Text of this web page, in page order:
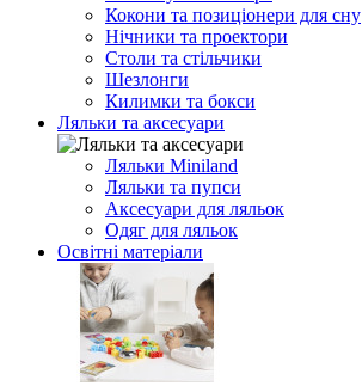
Кокони та позиціонери для сну
Нічники та проектори
Столи та стільчики
Шезлонги
Килимки та бокси
Ляльки та аксесуари
Ляльки Miniland
Ляльки та пупси
Аксесуари для ляльок
Одяг для ляльок
Освітні матеріали